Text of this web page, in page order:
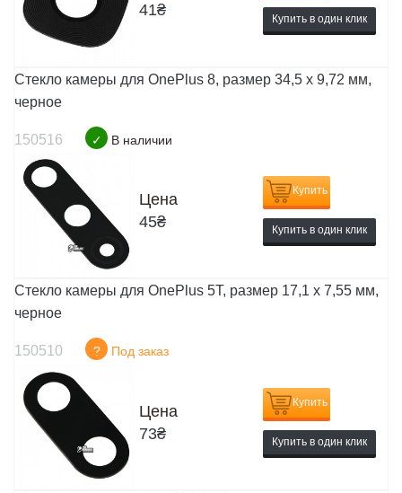
41₴ Купить в один клик
Стекло камеры для OnePlus 8, размер 34,5 x 9,72 мм,
черное
150516 ✓ В наличии
Цена
45₴
Купить
Купить в один клик
Стекло камеры для OnePlus 5T, размер 17,1 x 7,55 мм,
черное
150510 ? Под заказ
Цена
73₴
Купить
Купить в один клик